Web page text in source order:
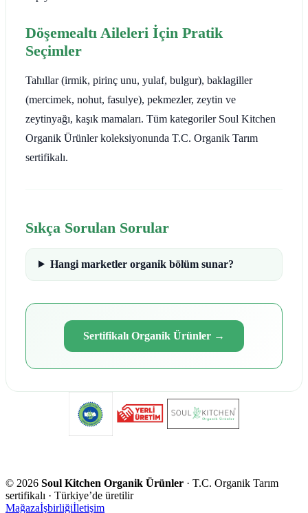
Döşemealtı Aileleri İçin Pratik
Seçimler
Tahıllar (irmik, pirinç unu, yulaf, bulgur), baklagiller
(mercimek, nohut, fasulye), pekmezler, zeytin ve
zeytinyağı, kaşık mamaları. Tüm kategoriler Soul Kitchen
Organik Ürünler koleksiyonunda T.C. Organik Tarım
sertifikalı.
Sıkça Sorulan Sorular
Hangi marketler organik bölüm sunar?
Sertifikalı Organik Ürünler →
© 2026 Soul Kitchen Organik Ürünler · T.C. Organik Tarım
sertifikalı · Türkiye’de üretilir
Mağazaİşbirliğiİletişim